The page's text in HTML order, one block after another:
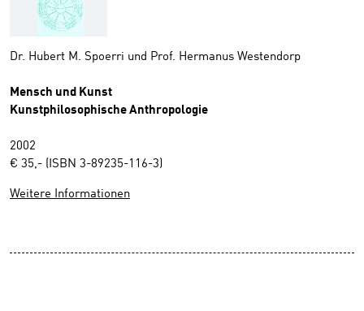
Dr. Hubert M. Spoerri und Prof. Hermanus Westendorp
Mensch und Kunst
Kunstphilosophische Anthropologie
2002
€ 35,- (ISBN 3-89235-116-3)
Weitere Informationen